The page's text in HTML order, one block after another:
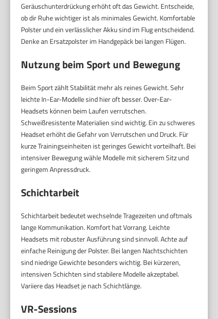
Geräuschunterdrückung erhöht oft das Gewicht. Entscheide,
ob dir Ruhe wichtiger ist als minimales Gewicht. Komfortable
Polster und ein verlässlicher Akku sind im Flug entscheidend.
Denke an Ersatzpolster im Handgepäck bei langen Flügen.
Nutzung beim Sport und Bewegung
Beim Sport zählt Stabilität mehr als reines Gewicht. Sehr
leichte In-Ear-Modelle sind hier oft besser. Over-Ear-
Headsets können beim Laufen verrutschen.
Schweißresistente Materialien sind wichtig. Ein zu schweres
Headset erhöht die Gefahr von Verrutschen und Druck. Für
kurze Trainingseinheiten ist geringes Gewicht vorteilhaft. Bei
intensiver Bewegung wähle Modelle mit sicherem Sitz und
geringem Anpressdruck.
Schichtarbeit
Schichtarbeit bedeutet wechselnde Tragezeiten und oftmals
lange Kommunikation. Komfort hat Vorrang. Leichte
Headsets mit robuster Ausführung sind sinnvoll. Achte auf
einfache Reinigung der Polster. Bei langen Nachtschichten
sind niedrige Gewichte besonders wichtig. Bei kürzeren,
intensiven Schichten sind stabilere Modelle akzeptabel.
Variiere das Headset je nach Schichtlänge.
VR-Sessions